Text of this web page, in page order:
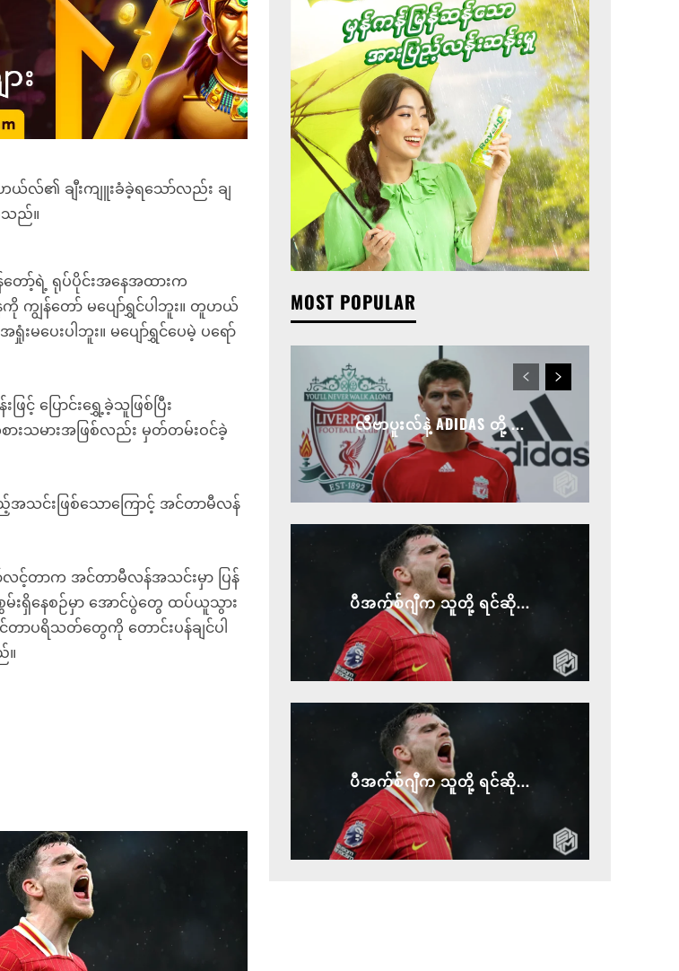
ဟယ်လ်၏ ချီးကျူးခံခဲ့ရသော်လည်း ချ
သည်။
ော့်ရဲ့ ရုပ်ပိုင်းအနေအထားက
ကျွန်တော် မပျော်ရွှင်ပါဘူး။ တူဟယ်
မပေးပါဘူး။ မပျော်ရွှင်ပေမဲ့ ပရော်
ပြောင်းရွှေ့ခဲ့သူဖြစ်ပြီး
စားသမားအဖြစ်လည်း မှတ်တမ်းဝင်ခဲ့
သင်းဖြစ်သောကြောင့် အင်တာမီလန်
လင့်တာက အင်တာမီလန်အသင်းမှာ ပြန်
မ်းရှိနေစဉ်မှာ အောင်ပွဲတွေ ထပ်ယူသွား
ာပရိသတ်တွေကို တောင်းပန်ချင်ပါ
။
MOST POPULAR
လီဗာပူးလ်နဲ့ ADIDAS တို့ ...
ပီအက်စ်ဂျီက သူတို့ ရင်ဆို...
ပီအက်စ်ဂျီက သူတို့ ရင်ဆို...